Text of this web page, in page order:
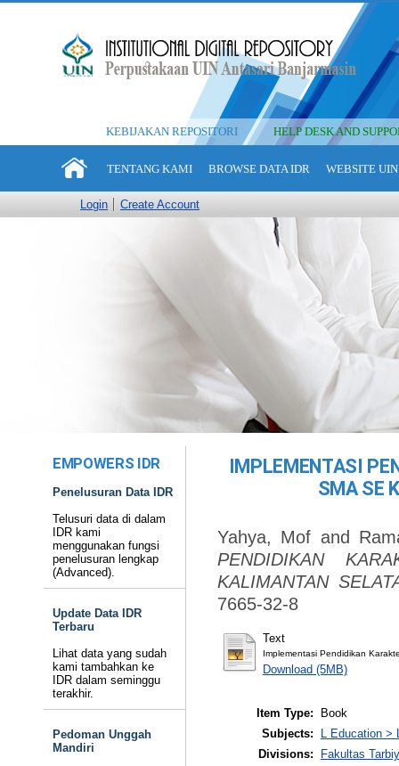
KEBIJAKAN REPOSITORI HELP DESK AND
TENTANG KAMI BROWSE DATA IDR WEBSITE
Login Create Account
EMPOWERS IDR
Penelusuran Data IDR
Telusuri data di dalam
IDR kami
menggunakan fungsi
penelusuran lengkap
(Advanced).
Update Data IDR
Terbaru
Lihat data yang sudah
kami tambahkan ke
IDR dalam seminggu
terakhir.
Pedoman Unggah
Mandiri
IMPLEMENTASI
SMA SE
Yahya, Mof and
PENDIDIKAN
KALIMANTAN
7665-32-8
Text
Implementasi Pendidikan
Download (5MB)
Item Type:
Book
Subjects:
L Education
Divisions:
Fakultas